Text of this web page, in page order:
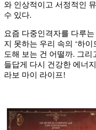
와 인상적이고 서정적인
수 있다.
요즘 다중인격자를 다루
지 못하는 우리 속의 ‘하이
도해 보는 건 어떨까. 그
들답게 다시 건강한 에너
라보 마이 라이프!